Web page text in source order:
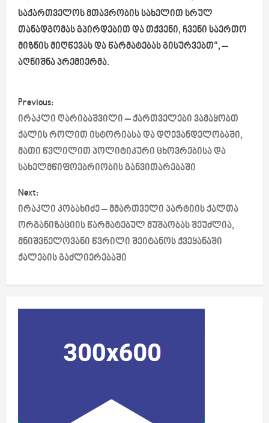
საქართველოს მთავრობის სახელით სრულ
თანადგომას გპირდებით და თქვენი, ჩვენი საერთო
მიზნის მიღწევას და წარმატებას გისურვებთ“, –
აღნიშნა პრემიერმა.
P
o
s
t
n
a
v
Previous:
ირაკლი ღარიბაშვილი – ქართველები ვამაყობთ
ქალის როლით ისტორიასა და დღევანდელობაში,
მათი წვლილით პოლიტიკური ცხოვრებისა და
სახელმწიფოებრიობის განვითარებაში
Next:
ირაკლი კობახიძე – მმართველი პარტიის ქალთა
ორგანიზაციის წარმატებულ მუშაობას შეუძლია,
მნიშვნელოვანი წვრილი შეიტანოს ქვეყანაში
ქალების გაძლიერებაში